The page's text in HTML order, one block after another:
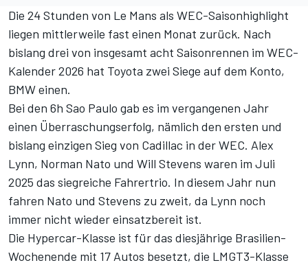
Die 24 Stunden von Le Mans als WEC-Saisonhighlight
liegen mittlerweile fast einen Monat zurück. Nach
bislang drei von insgesamt acht Saisonrennen im WEC-
Kalender 2026 hat Toyota zwei Siege auf dem Konto,
BMW einen.
Bei den 6h Sao Paulo gab es im vergangenen Jahr
einen Überraschungserfolg, nämlich den ersten und
bislang einzigen Sieg von Cadillac in der WEC. Alex
Lynn, Norman Nato und Will Stevens waren im Juli
2025 das siegreiche Fahrertrio. In diesem Jahr nun
fahren Nato und Stevens zu zweit, da Lynn noch
immer nicht wieder einsatzbereit ist.
Die Hypercar-Klasse ist für das diesjährige Brasilien-
Wochenende mit 17 Autos besetzt, die LMGT3-Klasse